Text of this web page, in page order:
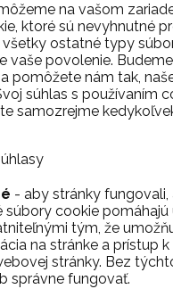
na vašom
ktoré sú nevyhnutné
všetky ostatné typy
vaše povolenie.
pomôžete nám tak,
súhlas s používaním
samozrejme
- aby stránky fungovali,
súbory cookie
tým, že
na stránke a prístup
stránky. Bez
správne fungovať.